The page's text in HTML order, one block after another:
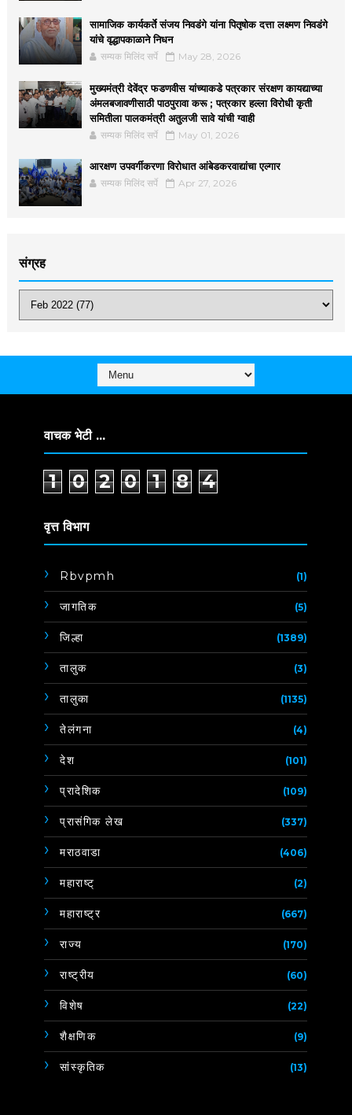
सामाजिक कार्यकर्ते संजय निवडंगे यांना पितृषोक दत्ता लक्ष्मण निवडंगे
यांचे वृद्धापकाळाने निधन
सम्यक मिलिंद सर्पे May 28, 2026
मुख्यमंत्री देवेंद्र फडणवीस यांच्याकडे पत्रकार संरक्षण कायद्याच्या
अंमलबजावणीसाठी पाठपुरावा करू ; पत्रकार हल्ला विरोधी कृती
समितीला पालकमंत्री अतुलजी सावे यांची ग्वाही
सम्यक मिलिंद सर्पे May 01, 2026
आरक्षण उपवर्गीकरणा विरोधात आंबेडकरवाद्यांचा एल्गार
सम्यक मिलिंद सर्पे Apr 27, 2026
संग्रह
वाचक भेटी ...
1 0 2 0 1 8 4
वृत्त विभाग
Rbvpmh (1)
जागतिक (5)
जिल्हा (1389)
तालुक (3)
तालुका (1135)
तेलंगना (4)
देश (101)
प्रादेशिक (109)
प्रासंगिक लेख (337)
मराठवाडा (406)
महाराष्ट् (2)
महाराष्ट्र (667)
राज्य (170)
राष्ट्रीय (60)
विशेष (22)
शैक्षणिक (9)
सांस्कृतिक (13)